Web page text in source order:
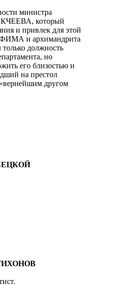
министра
который
и привлек для этой
и архимандрита
должность
но
его близостью и
на престол
другом
ТИХОНОВ